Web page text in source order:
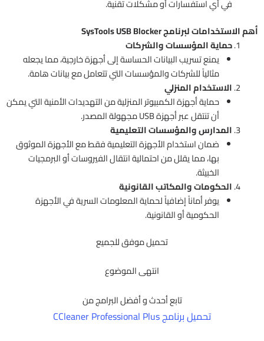
في أي استفسارات أو مشكلات تقنية.
أهم الاستخدامات لبرنامج SysTools USB Blocker
حماية المؤسسات والشركات
يمنع تسريب البيانات الحساسة إلى أجهزة خارجية، مما يجعله
مثالياً للشركات والمؤسسات التي تتعامل مع بيانات هامة.
الاستخدام المنزلي
حماية أجهزة الكمبيوتر المنزلية من التهديدات الأمنية التي يمكن
أن تنتقل عبر أجهزة USB مجهولة المصدر.
المدارس والمؤسسات التعليمية
ضمان استخدام الأجهزة التعليمية فقط مع الأجهزة الموثوق
بها، مما يقلل من احتمالية انتقال الفيروسات أو البرمجيات
الخبيثة.
الحكومات والمكاتب القانونية
يوفر أماناً إضافياً لحماية المعلومات السرية في الأجهزة
الحكومية أو القانونية.
تحميل موفق للجميع
انتهى الموضوع
تابع أحدث و أفضل البرامج من
تحميل برنامج CCleaner Professional Plus